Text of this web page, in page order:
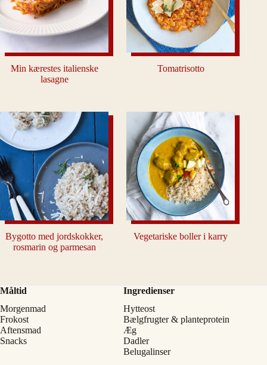
Min kærestes italienske
lasagne
Tomatrisotto
Bygotto med jordskokker,
rosmarin og parmesan
Vegetariske boller i karry
Måltid
Morgenmad
Frokost
Aftensmad
Snacks
Ingredienser
Hytteost
Bælgfrugter & planteprotein
Æg
Dadler
Belugalinser